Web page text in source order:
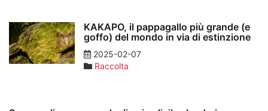
KAKAPO, il pappagallo più grande (e
goffo) del mondo in via di estinzione
2025-02-07
Raccolta